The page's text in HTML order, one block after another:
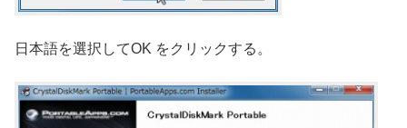
日本語を選択してOK をクリックする。